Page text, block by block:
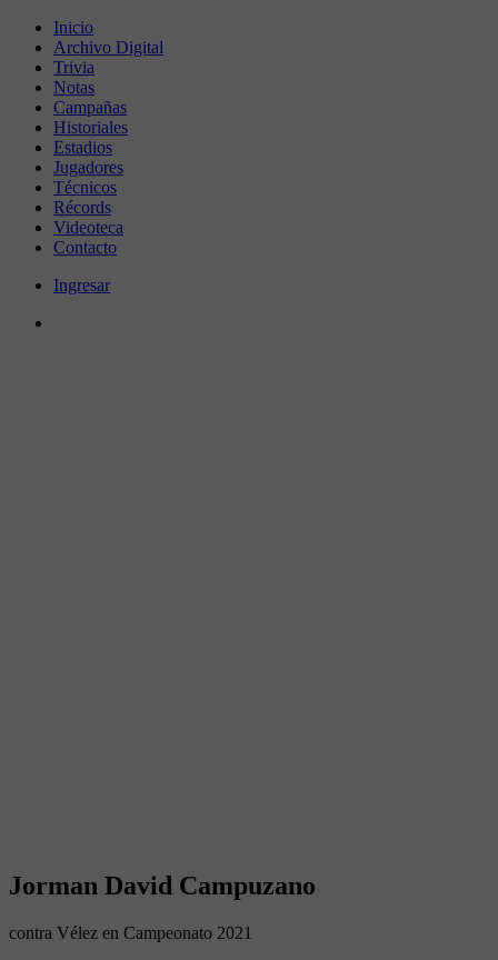
Inicio
Archivo Digital
Trivia
Notas
Campañas
Historiales
Estadios
Jugadores
Técnicos
Récords
Videoteca
Contacto
Ingresar
Jorman David Campuzano
contra Vélez en Campeonato 2021